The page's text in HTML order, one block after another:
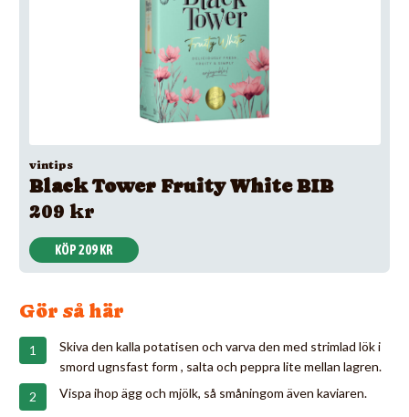
vintips
Black Tower Fruity White BIB
209 kr
KÖP 209 KR
Gör så här
Skiva den kalla potatisen och varva den med strimlad lök i
smord ugnsfast form , salta och peppra lite mellan lagren.
Vispa ihop ägg och mjölk, så småningom även kaviaren.